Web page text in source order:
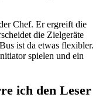
Chef. Er ergreift die
die Zielgeräte
ist da etwas flexibler.
spielen und ein
ich den Leser